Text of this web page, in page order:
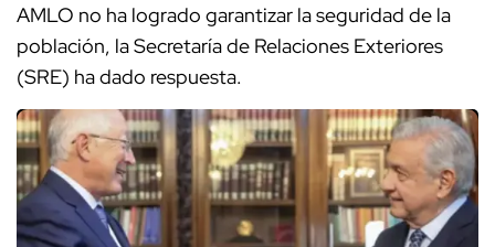
AMLO no ha logrado garantizar la seguridad de la
población, la Secretaría de Relaciones Exteriores
(SRE) ha dado respuesta.